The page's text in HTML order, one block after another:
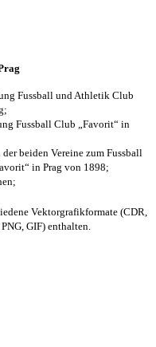
Fussball und Athletik Club
Fussball Club „Favorit“ in
beiden Vereine zum Fussball
in Prag von 1898;
Vektorgrafikformate (CDR,
GIF) enthalten.